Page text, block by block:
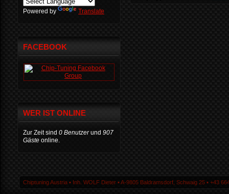
Powered by Translate
FACEBOOK
WER IST ONLINE
Zur Zeit sind 0 Benutzerund 907
Gäste online.
Chiptuning Austria ▪ Inh. WOLF Dieter ▪ A-9805 Baldramsdorf, Schwaig 25 ▪ +43